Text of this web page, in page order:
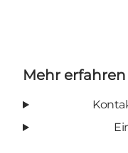
Mehr erfahren